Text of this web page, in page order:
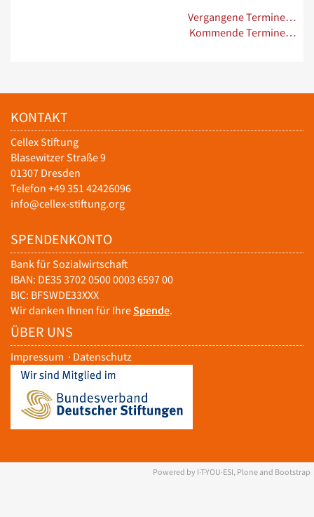
Vergangene Termine…
Kommende Termine…
KONTAKT
Cellex Stiftung
Blasewitzer Straße 9
01307 Dresden
Telefon +49 351 42426096
info@cellex-stiftung.org
SPENDENKONTO
Bank für Sozialwirtschaft
IBAN: DE35 3702 0500 0003 6597 00
BIC: BFSWDE33XXX
Wir danken Ihnen für IhreSpende.
ÜBER UNS
Impressum · Datenschutz
Powered by I·T·YOU·ESI, Plone and Bootstrap